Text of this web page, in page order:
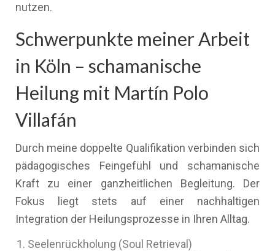
nutzen.
Schwerpunkte meiner Arbeit
in Köln – schamanische
Heilung mit Martín Polo
Villafán
Durch meine doppelte Qualifikation verbinden sich
pädagogisches Feingefühl und schamanische
Kraft zu einer ganzheitlichen Begleitung. Der
Fokus liegt stets auf einer nachhaltigen
Integration der Heilungsprozesse in Ihren Alltag.
Seelenrückholung (Soul Retrieval)